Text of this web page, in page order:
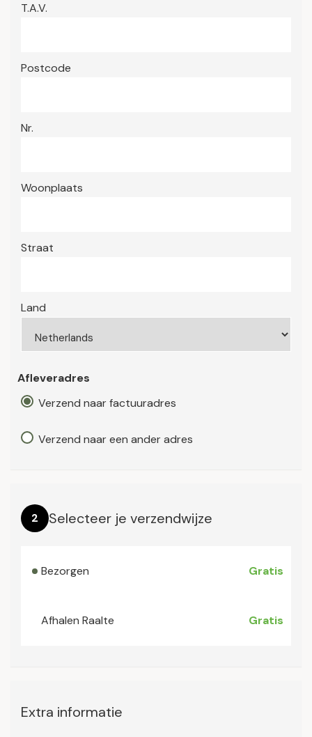
T.A.V.
Postcode
Nr.
Woonplaats
Straat
Land
Afleveradres
Verzend naar factuuradres
Verzend naar een ander adres
2 Selecteer je verzendwijze
Bezorgen Gratis
Afhalen Raalte Gratis
Extra informatie